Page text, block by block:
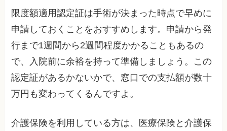
限度額適用認定証は手術が決まった時点で早めに
申請しておくことをおすすめします。申請から発
行まで1週間から2週間程度かかることもあるの
で、入院前に余裕を持って準備しましょう。この
認定証があるかないかで、窓口での支払額が数十
万円も変わってくるんですよ。
介護保険を利用している方は、医療保険と介護保